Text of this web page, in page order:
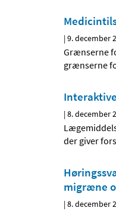
|9. december
Grænserne
grænserne
|8. december
der giver
migræne
|8. december